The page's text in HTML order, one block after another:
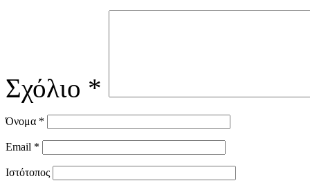
Σχόλιο *
Όνομα *
Email *
Ιστότοπος